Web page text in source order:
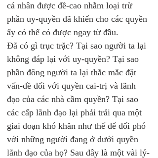
cá nhân được đề-cao nhằm loại trừ
phần uy-quyền đã khiến cho các quyền
ấy có thể có được ngay từ đầu.
Đã có gì trục trặc? Tại sao người ta lại
không đáp lại với uy-quyền? Tại sao
phần đông người ta lại thắc mắc đặt
vấn-đề đối với quyền cai-trị và lãnh
đạo của các nhà cầm quyền? Tại sao
các cấp lãnh đạo lại phải trải qua một
giai đoạn khó khăn như thế để đối phó
với những người đang ở dưới quyền
lãnh đạo của họ? Sau đây là một vài lý-